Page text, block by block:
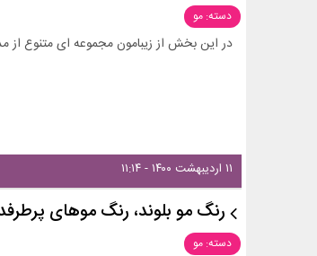
دسته: مو
در این بخش از زیبامون مجموعه ای متنوع از
۱۱ اردیبهشت ۱۴۰۰ - ۱۱:۱۴
رنگ مو بلوند، رنگ موهای
دسته: مو